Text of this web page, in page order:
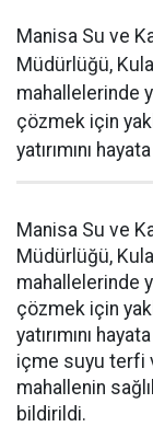
Manisa Su ve
Müdürlüğü,
mahallelerinde
çözmek için
yatırımını
Manisa Su ve
Müdürlüğü,
mahallelerinde
çözmek için
yatırımını
içme suyu terfi
mahallenin
bildirildi.